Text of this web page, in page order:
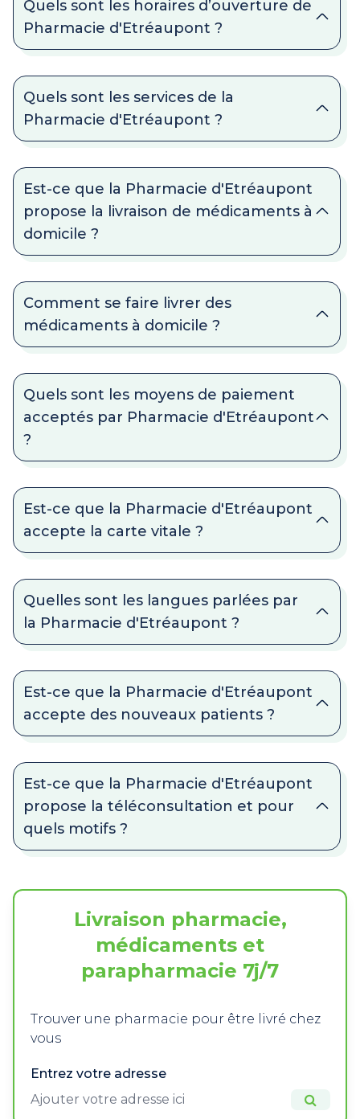
Quels sont les horaires d’ouverture de
Pharmacie d'Etréaupont ?
Quels sont les services de la
Pharmacie d'Etréaupont ?
Est-ce que la Pharmacie d'Etréaupont
propose la livraison de médicaments à
domicile ?
Comment se faire livrer des
médicaments à domicile ?
Quels sont les moyens de paiement
acceptés par Pharmacie d'Etréaupont
?
Est-ce que la Pharmacie d'Etréaupont
accepte la carte vitale ?
Quelles sont les langues parlées par
la Pharmacie d'Etréaupont ?
Est-ce que la Pharmacie d'Etréaupont
accepte des nouveaux patients ?
Est-ce que la Pharmacie d'Etréaupont
propose la téléconsultation et pour
quels motifs ?
Livraison pharmacie,
médicaments et
parapharmacie 7j/7
Trouver une pharmacie pour être livré chez
vous
Entrez votre adresse